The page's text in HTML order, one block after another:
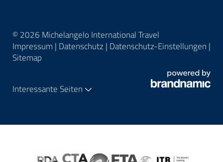
© 2026 Michelangelo International Travel
Impressum | Datenschutz | Datenschutz-Einstellungen |
Sitemap
Interessante Seiten